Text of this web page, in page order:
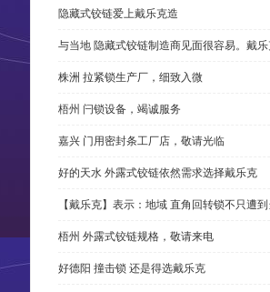
隐藏式铰链爱上戴乐克造
与当地 隐藏式铰链制造商见面很容易。戴
株洲 拉紧锁生产厂，细致入微
梧州 闩锁设备，竭诚服务
嘉兴 门用密封条工厂店，敬请光临
好的天水 外露式铰链依然需求选择戴乐克
【戴乐克】表示：地域 直角回转锁不只遭
梧州 外露式铰链规格，敬请来电
好德阳 撞击锁 还是得选戴乐克